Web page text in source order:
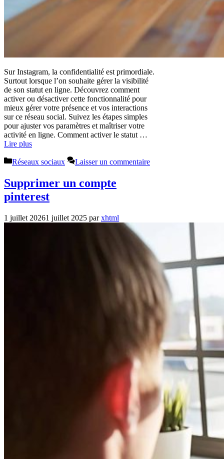
Sur Instagram, la confidentialité est primordiale.
Surtout lorsque l’on souhaite gérer la visibilité
de son statut en ligne. Découvrez comment
activer ou désactiver cette fonctionnalité pour
mieux gérer votre présence et vos interactions
sur ce réseau social. Suivez les étapes simples
pour ajuster vos paramètres et maîtriser votre
activité en ligne. Comment activer le statut …
Lire plus
Catégories
Réseaux sociaux Laisser un commentaire
Supprimer un compte
pinterest
1 juillet 20261 juillet 2025 parxhtml